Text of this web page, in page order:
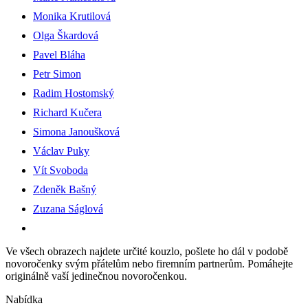
Monika Krutilová
Olga Škardová
Pavel Bláha
Petr Simon
Radim Hostomský
Richard Kučera
Simona Janoušková
Václav Puky
Vít Svoboda
Zdeněk Bašný
Zuzana Ságlová
Ve všech obrazech najdete určité kouzlo, pošlete ho dál v podobě
novoročenky svým přátelům nebo firemním partnerům. Pomáhejte
originálně vaší jedinečnou novoročenkou.
Nabídka